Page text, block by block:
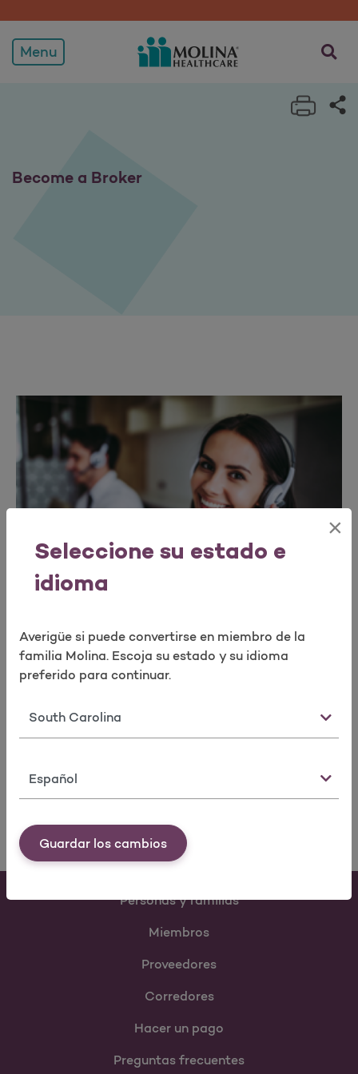
Convertirse en corredor
Seleccione su estado e
idioma
×
Averigüe si puede convertirse en miembro de la
familia Molina. Escoja su estado y su idioma
preferido para continuar.
Estado
Idioma
Guardar los cambios
Menu
Print
Become a Broker
For Agencies
If you’re a General Agency, please complete the
determine your eligibility for an Agency appointment
View form
Personas y familias
Miembros
Proveedores
Corredores
Hacer un pago
Preguntas frecuentes